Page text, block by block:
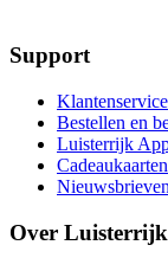
Support
Klantenservice
Bestellen en
Luisterrijk
Cadeaukaarten
Nieuwsbrieven
Over Luisterrijk